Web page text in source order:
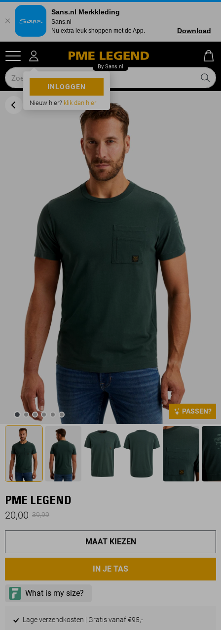
INLOGGEN
Nieuw hier? klik dan hier
PASSEN?
PME LEGEND
20,00 39,99
MAAT KIEZEN
IN JE TAS
Lage verzendkosten | Gratis vanaf €95,-
Sans.nl Merkkleding
Sans.nl
Nu extra leuk shoppen met de App.
Download